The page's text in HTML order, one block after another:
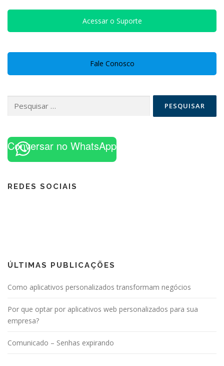
Acessar o Suporte
Fale Conosco
por:
Conversar no WhatsApp
REDES SOCIAIS
ÚLTIMAS PUBLICAÇÕES
Como aplicativos personalizados transformam negócios
Por que optar por aplicativos web personalizados para sua
empresa?
Comunicado – Senhas expirando